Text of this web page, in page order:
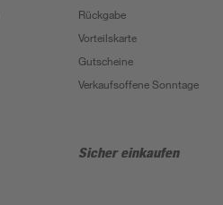
Rückgabe
Vorteilskarte
Gutscheine
Verkaufsoffene Sonntage
Sicher einkaufen